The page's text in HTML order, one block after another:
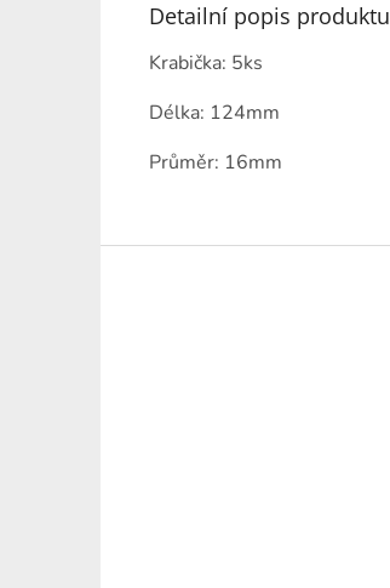
Detailní popis produktu
Krabička: 5ks
Délka: 124mm
Průměr: 16mm